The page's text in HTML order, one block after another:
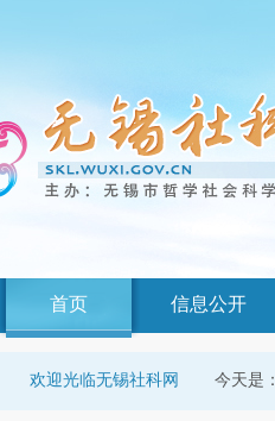
首页 信息公开
欢迎光临无锡社科网 今天是：